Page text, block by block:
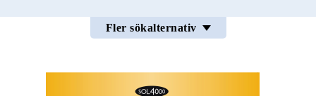
Fler sökalternativ